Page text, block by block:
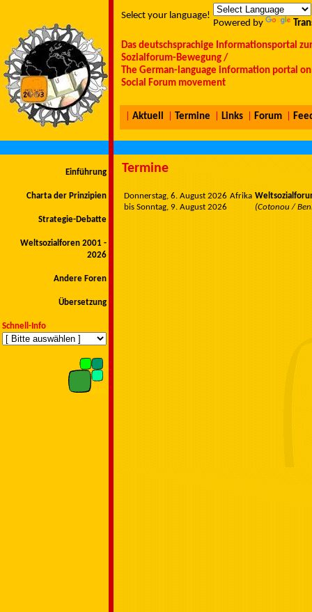
Select your language!
Powered by
Das deutschsprachige Informationsportal
Sozialforum-Bewegung /
The German-language information portal
Social Forum movement
Aktuell Termine Links Forum
Einführung
Charta der Prinzipien
Strategie-Debatte
Weltsozialforen 2001 -
2026
Andere Foren
Übersetzung
Schnell-Info
Termine
Donnerstag, 6. August 2026
bis Sonntag, 9. August 2026
Afrika
(Cotonou /